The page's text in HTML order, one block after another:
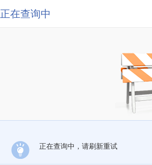
正在查询中
正在查询中，请刷新重试